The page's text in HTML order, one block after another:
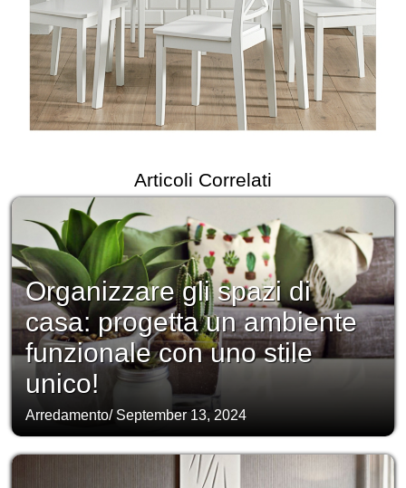
Articoli Correlati
Organizzare gli spazi di
casa: progetta un ambiente
funzionale con uno stile
unico!
Arredamento/ September 13, 2024